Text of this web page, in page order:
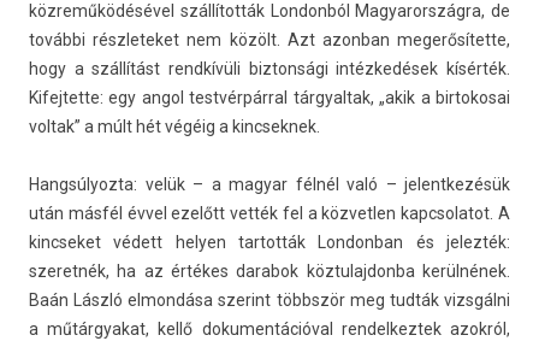
közreműködésével szállították Lon­donból Magyarország­ra, de
további részleteket nem közölt. Azt azon­ban megerősítette,
hogy a szállítást rendkívüli bi­zton­sági intézkedések kísérték.
Kifej­tette: egy angol testvérpárral tár­gyal­tak, „akik a bi­rtokosai
vol­tak” a múlt hét végéig a kincsek­nek.
Han­gsúlyoz­ta: velük – a magyar félnél való – jelentkezésük
után másfél évvel ezelőtt vették fel a köz­vetl­en kapcsolatot. A
kincseket védett hely­en tar­tották Lon­donban és jelez­ték:
szeret­nék, ha az értékes darabok köz­tulaj­donba kerülnének.
Baán László el­mondása szerint többször meg tudták vizsgálni
a műtár­gyakat, kellő dokumen­tációv­al re­ndel­keztek azokról,